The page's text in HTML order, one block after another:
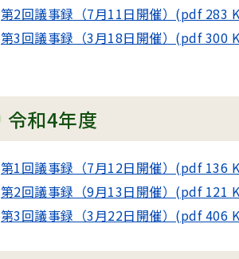
第2回議事録（7月11日開催）(pdf 283
第3回議事録（3月18日開催）(pdf 300
令和4年度
第1回議事録（7月12日開催）(pdf 136
第2回議事録（9月13日開催）(pdf 121
第3回議事録（3月22日開催）(pdf 406